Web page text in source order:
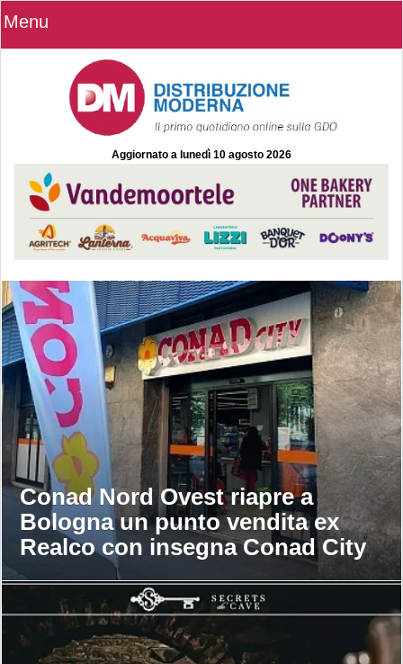
Menu
Aggiornato a lunedì 10 agosto 2026
Conad Nord Ovest riapre a
Bologna un punto vendita ex
Realco con insegna Conad City